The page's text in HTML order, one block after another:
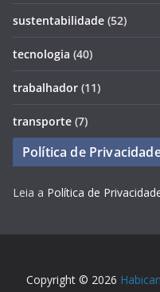
sustentabilidade (52)
tecnologia (40)
trabalhador (11)
transporte (7)
Política de
Leia a Política de
Copyright © 2026